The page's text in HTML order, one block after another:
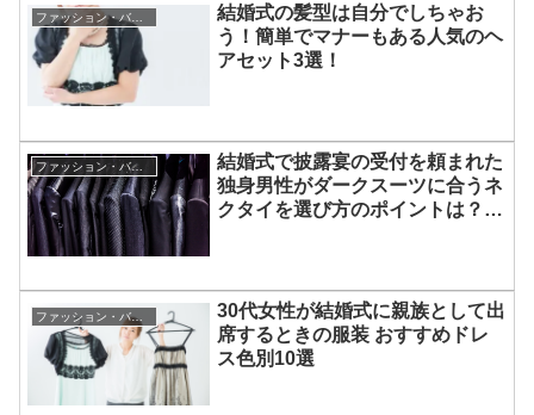
ファッション・バッグ・靴・小物・ジュエリー・アクセサリー
結婚式の髪型は自分でしちゃお
う！簡単でマナーもある人気のヘ
アセット3選！
ファッション・バッグ・靴・小物・ジュエリー・アクセサリー
結婚式で披露宴の受付を頼まれた
独身男性がダークスーツに合うネ
クタイを選び方のポイントは？お
ファッション・バッグ・靴・小物・ジュエリー・アクセサリー
30代女性が結婚式に親族として出
席するときの服装 おすすめドレ
ス色別10選